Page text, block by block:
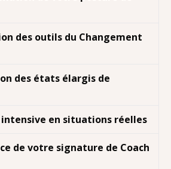
des outils du Changement
des états élargis de
intensive en situations réelles
de votre signature de Coach